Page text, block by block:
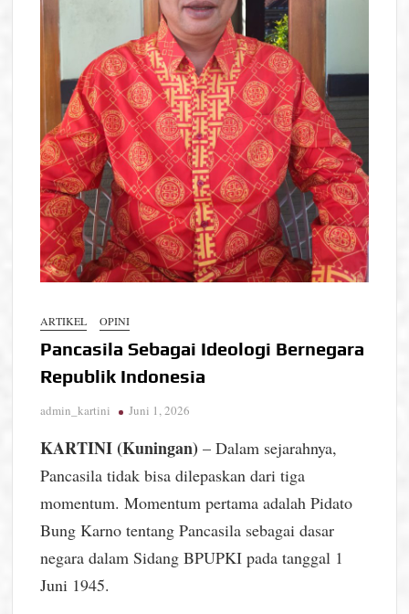
ARTIKEL OPINI
Pancasila Sebagai Ideologi Bernegara
Republik Indonesia
admin_kartini Juni 1, 2026
KARTINI (Kuningan)– Dalam sejarahnya,
Pancasila tidak bisa dilepaskan dari tiga
momentum. Momentum pertama adalah Pidato
Bung Karno tentang Pancasila sebagai dasar
negara dalam Sidang BPUPKI pada tanggal 1
Juni 1945.